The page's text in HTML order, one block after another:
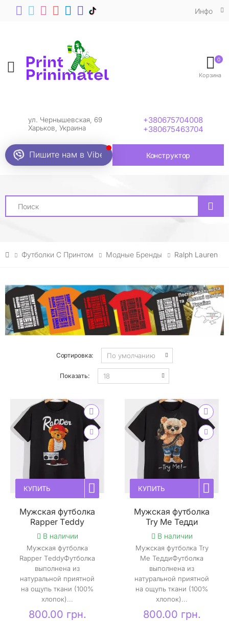
Инфо
Toggle mobile menu
ул. Чернышевская, 69
Харьков, Украина
+380675704008
+380675463704
Пишите нам в Viber Конструктор
Search
0
Корзина
Футболки с Ralph Lauren
Футболки С Принтом Модные Бренды Ralph Lauren
Сортировка:
Показать:
КУПИТЬ
Мужская футболка
Rapper Тeddy
В наличии
Мужская футболка
Rapper ТeddyФутболка
выполнена из
натуральной приятной
на ощупь ткани (100%
хлопок)...
800.00 грн.
КУПИТЬ
Мужская футболка
Try Me Тедди
В наличии
Мужская футболка Try
Me ТеддиФутболка
выполнена из
натуральной приятной
на ощупь ткани (100%
хлопок)...
800.00 грн.